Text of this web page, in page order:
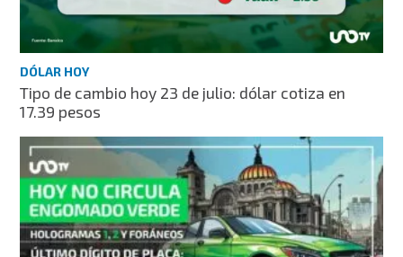
DÓLAR HOY
Tipo de cambio hoy 23 de julio: dólar cotiza en
17.39 pesos